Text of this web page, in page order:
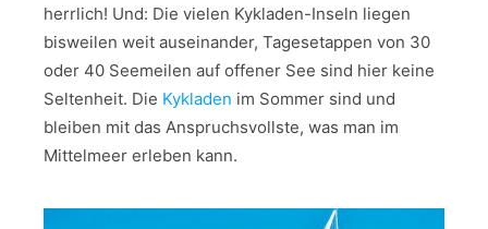
herrlich! Und: Die vielen Kykladen-Inseln liegen
bisweilen weit auseinander, Tagesetappen von 30
oder 40 Seemeilen auf offener See sind hier keine
Seltenheit. Die Kykladen im Sommer sind und
bleiben mit das Anspruchsvollste, was man im
Mittelmeer erleben kann.